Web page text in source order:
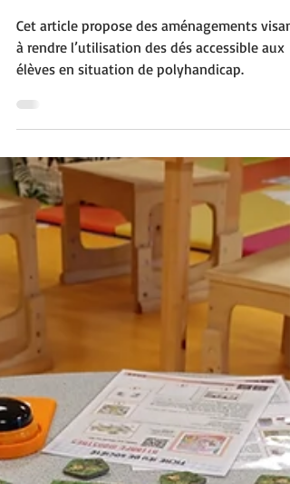
les lancer
Cet article propose des aménagements visant
à rendre l’utilisation des dés accessible aux
élèves en situation de polyhandicap.